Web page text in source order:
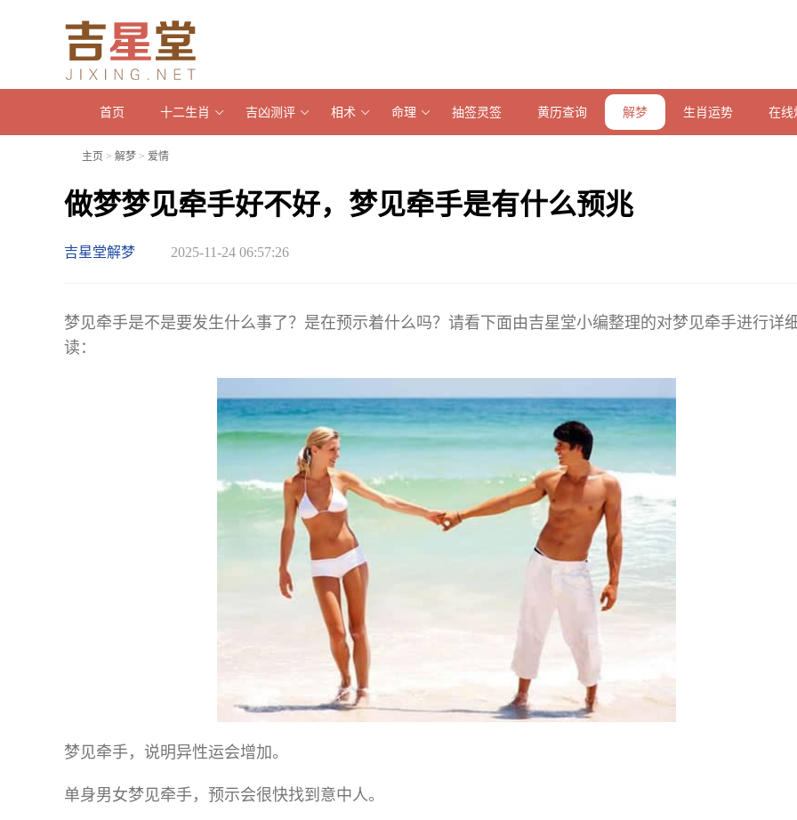
首页 十二生肖 吉凶测评 相术 命理 抽签灵签 黄历查询 解梦 生肖运势 在线
主页 > 解梦 > 爱情
做梦梦见牵手好不好，梦见牵手是有什么预兆
吉星堂解梦 2025-11-24 06:57:26
梦见牵手是不是要发生什么事了？是在预示着什么吗？请看下面由吉星堂小编整理的对梦见牵手进行详
读：
梦见牵手，说明异性运会增加。
单身男女梦见牵手，预示会很快找到意中人。